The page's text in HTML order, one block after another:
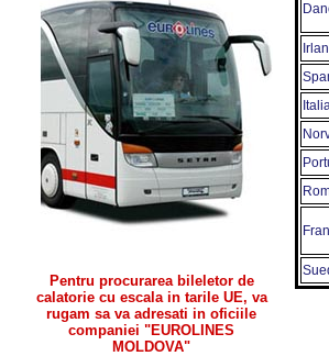
Pentru procurarea bileletor de
calatorie cu escala in tarile UE, va
rugam sa va adresati in oficiile
companiei "EUROLINES
MOLDOVA"